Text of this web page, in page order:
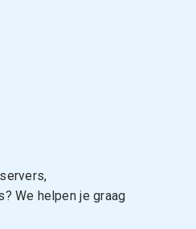
We helpen je graag